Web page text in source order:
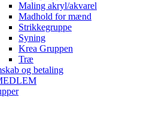
Maling akryl/akvarel
Madhold for mænd
Strikkegruppe
Syning
Krea Gruppen
Træ
og betaling